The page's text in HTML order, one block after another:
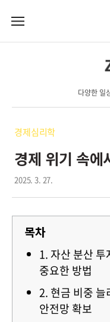
메
다양한 일
경제심리학
경제 위기 속에
2025. 3. 27.
목차
1. 자산 분산
중요한 방법
2. 현금 비중
안전망 확보